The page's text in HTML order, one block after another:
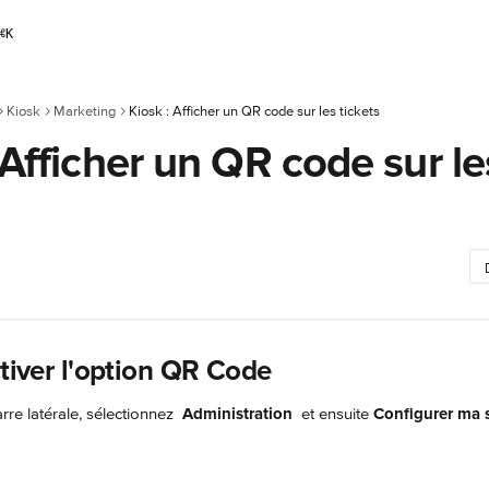
K
Kiosk Marketing Kiosk : Afficher un QR code sur les tickets
un QR code sur
l'option QR Code
latérale, sélectionnez Administration et ensuite Configurer ma